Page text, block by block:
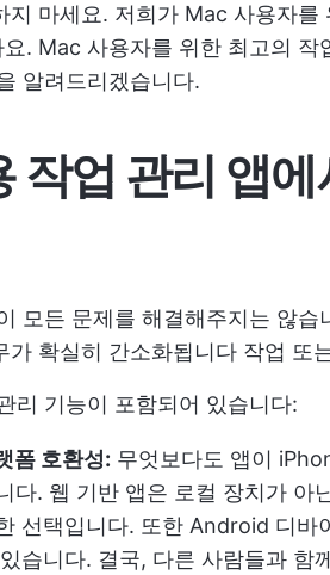
지 마세요. 저희가 Mac 사용자
요. Mac 사용자를 위한 최고의
알려드리겠습니다.
작업 관리 앱
모든 문제를 해결해주지는 않습
가 확실히 간소화됩니다 작업 또
리 기능이 포함되어 있습니다:
폼 호환성: 무엇보다도 앱이
다. 웹 기반 앱은 로컬 장치가 아
선택입니다. 또한 Android 디
습니다. 결국, 다른 사람들과 함